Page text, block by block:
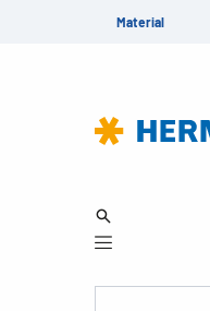
Material